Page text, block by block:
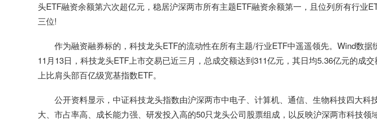
头ETF融资余额第六次超亿元，稳居沪深两市所有主题ETF融资余额第一，且位列所有行业
三位!
作为融资融券标的，科技龙头ETF的流动性在所有主题/行业ETF中遥遥领先。Wind数据
11月13日，科技龙头ETF上市交易已近三月，总成交额达到311亿元，其日均5.36亿元的成
上比肩头部百亿级宽基指数ETF。
公开资料显示，中证科技龙头指数由沪深两市中电子、计算机、通信、生物科技四大科
大、市占率高、成长能力强、研发投入高的50只龙头公司股票组成，以反映沪深两市科技领